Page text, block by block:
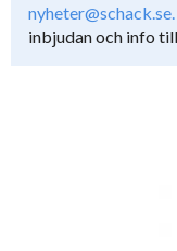
nyheter@schack.se.
inbjudan och info till